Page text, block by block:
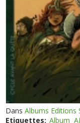
DansAlbums Editions
Etiquettes: Album